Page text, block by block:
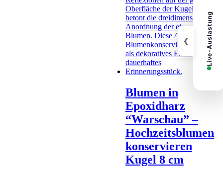
Blumen in
Epoxidharz
“Warschau” –
Hochzeitsblumen
konservieren
Kugel 8 cm
❮ Live-Auslastung